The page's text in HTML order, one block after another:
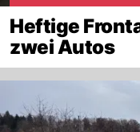
Heftige
zwei Autos